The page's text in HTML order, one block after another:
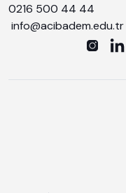
0216 500 44 44
info@acibadem.edu.tr